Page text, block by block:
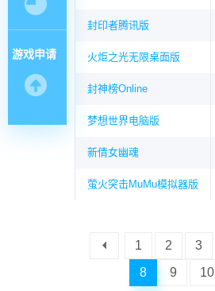
游戏申请
封印者腾讯版
火炬之光无限桌面版
封神榜Online
梦想世界电脑版
新倩女幽魂
萤火突击MuMu模拟器版
1 2 3
8
9 10